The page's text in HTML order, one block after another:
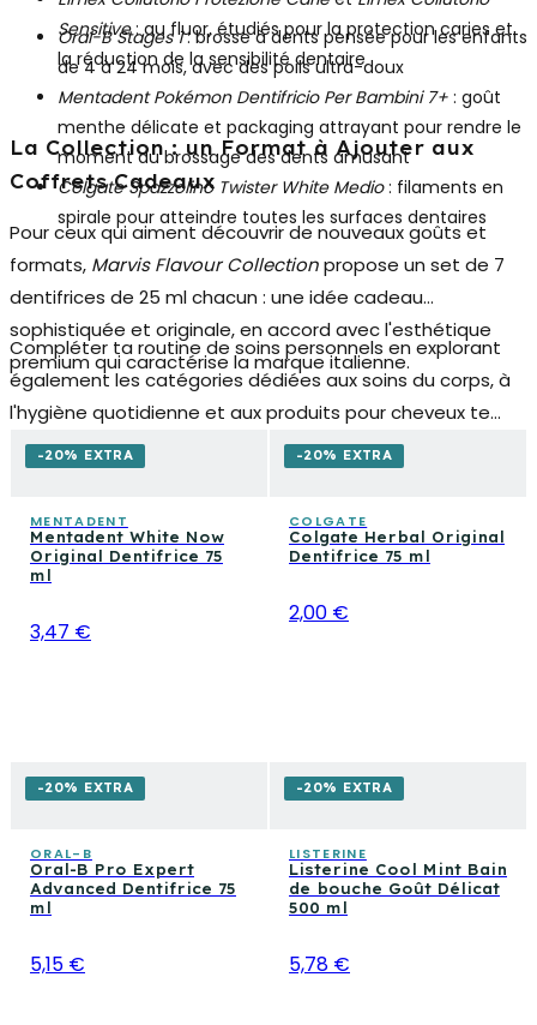
Sensitive: au fluor, étudiés pour la protection caries et
la réduction de la sensibilité dentaire
Oral-B Stages 1: brosse à dents pensée pour les enfants
de 4 à 24 mois, avec des poils ultra-doux
Mentadent Pokémon Dentifricio Per Bambini 7+ : goût
menthe délicate et packaging attrayant pour rendre le
moment du brossage des dents amusant
Colgate Spazzolino Twister White Medio: filaments en
spirale pour atteindre toutes les surfaces dentaires
La Collection : un Format à Ajouter aux
Coffrets Cadeaux
Pour ceux qui aiment découvrir de nouveaux goûts et
formats, Marvis Flavour Collectionpropose un set de 7
dentifrices de 25 ml chacun : une idée cadeau
sophistiquée et originale, en accord avec l'esthétique
premium qui caractérise la marque italienne.
Compléter ta routine de soins personnels en explorant
également les catégories dédiées aux soins du corps, à
l'hygiène quotidienne et aux produits pour cheveux te
permettra de construire un rituel beau
-20% EXTRA
MENTADENT
Mentadent White Now
Original Dentifrice 75
ml
3,47 €
-20% EXTRA
COLGATE
Colgate Herbal Original
Dentifrice 75 ml
2,00 €
-20% EXTRA
ORAL-B
Oral-B Pro Expert
Advanced Dentifrice 75
ml
5,15 €
-20% EXTRA
LISTERINE
Listerine Cool Mint Bain
de bouche Goût Délicat
500 ml
5,78 €